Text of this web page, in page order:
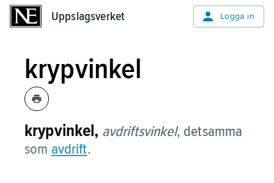
Uppslagsverket Logga in
krypvinkel
krypvinkel, avdriftsvinkel, detsamma
som avdrift.